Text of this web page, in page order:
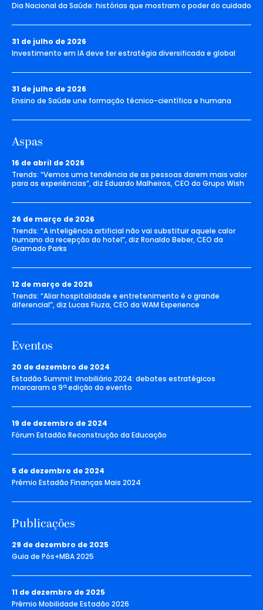
Dia Nacional da Saúde: histórias que mostram o poder do cuidado
31 de julho de 2026
Investimento em IA deve ter estratégia diversificada e global
31 de julho de 2026
Ensino de Saúde une formação técnico-científica e humana
Aspas
16 de abril de 2026
Trends: “Vemos uma tendência de as pessoas darem mais valor
para as experiências”, diz Eduardo Malheiros, CEO do Grupo Wish
26 de março de 2026
Trends: “A inteligência artificial não vai substituir aquele calor
humano da recepção do hotel”, diz Ronaldo Beber, CEO da
Gramado Parks
12 de março de 2026
Trends: “Aliar hospitalidade e entretenimento é o grande
diferencial”, diz Lucas Fiuza, CEO da WAM Experience
Eventos
20 de dezembro de 2024
Estadão Summit Imobiliário 2024: debates estratégicos
marcaram a 9ª edição do evento
19 de dezembro de 2024
Fórum Estadão Reconstrução da Educação
5 de dezembro de 2024
Prêmio Estadão Finanças Mais 2024
Publicações
29 de dezembro de 2025
Guia de Pós+MBA 2025
11 de dezembro de 2025
Prêmio Mobilidade Estadão 2026